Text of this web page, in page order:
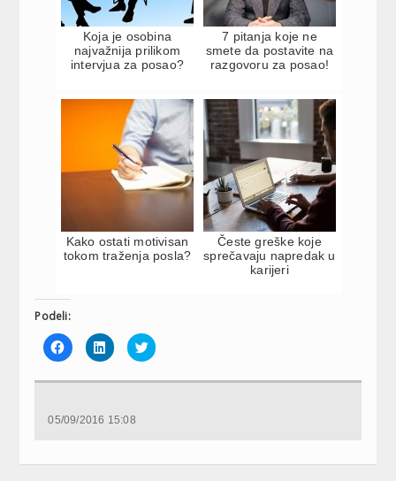
Koja je osobina
najvažnija prilikom
intervjua za posao?
7 pitanja koje ne
smete da postavite na
razgovoru za posao!
Kako ostati motivisan
tokom traženja posla?
Česte greške koje
sprečavaju napredak u
karijeri
Podeli:
Click
to
share
Facebook
new
Click
to
share
LinkedIn
new
Click
to
Twitter
05/09/2016 15:08